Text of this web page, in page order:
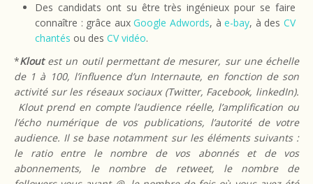
Des candidats ont su être très ingénieux pour se faire
connaître : grâce auxGoogle Adwords, àe-bay, à desCV
chantés ou des CV vidéo.
*Kloutest un outil permettant de mesurer, sur une échelle
de 1 à 100, l’influence d’un Internaute, en fonction de son
activité sur les réseaux sociaux (Twitter, Facebook, linkedIn).
Klout prend en compte l’audience réelle, l’amplification ou
l’écho numérique de vos publications, l’autorité de votre
audience. Il se base notamment sur les éléments suivants :
le ratio entre le nombre de vos abonnés et de vos
abonnements, le nombre de retweet, le nombre de